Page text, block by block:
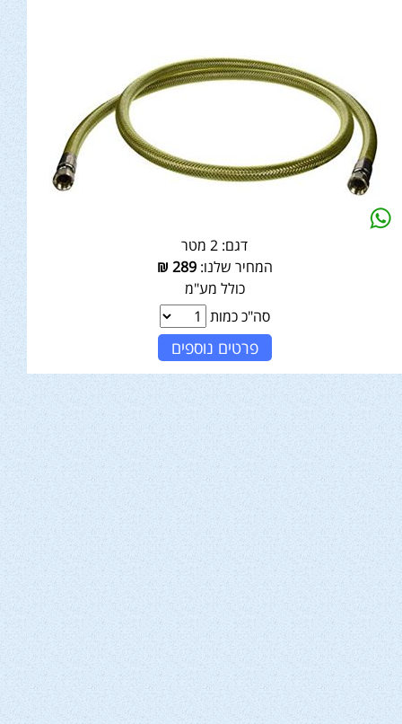
דגם: 2 מטר
המחיר שלנו:289
₪
כולל מע"מ
סה"כ כמות
פרטים נוספים